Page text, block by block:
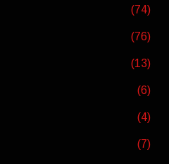
(74)
(76)
(13)
(6)
(4)
(7)